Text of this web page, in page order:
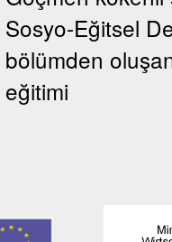
Sosyo-Eğitsel
bölümden
eğitimi